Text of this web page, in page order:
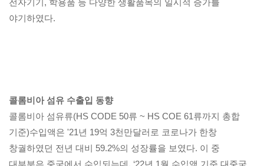
전자기기, 학용품 등 다양한 생활품목의 일시적 증가를
야기하였다.
콜롬비아 섬유 수출입 동향
콜롬비아 섬유류(HS CODE 50류 ~ HS COE 61류까지 총합
기준)수입액은 '21년 19억 3천만달러로 코로나가 한창
창궐하였던 전년 대비 59.2%의 성장률을 보였다. 이 중